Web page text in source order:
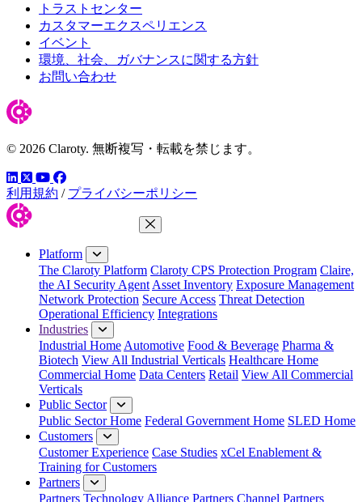
トラストセンター
カスタマーエクスペリエンス
イベント
環境、社会、ガバナンスに関する方針
お問い合わせ
© 2026 Claroty. 無断複写・転載を禁じます。
LinkedIn
ツイッター
YouTube
Facebook
利用規約 / プライバシーポリシー
Close Menu
Platform
The Claroty Platform Claroty CPS Protection Program Claire,
the AI Security Agent Asset Inventory Exposure Management
Network Protection Secure Access Threat Detection
Operational Efficiency Integrations
Industries
Industrial Home Automotive Food & Beverage Pharma &
Biotech View All Industrial Verticals Healthcare Home
Commercial Home Data Centers Retail View All Commercial
Verticals
Public Sector
Public Sector Home Federal Government Home SLED Home
Customers
Customer Experience Case Studies xCel Enablement &
Training for Customers
Partners
Partners Technology Alliance Partners Channel Partners